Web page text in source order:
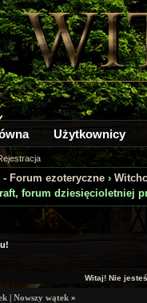
Użytkownicy
Forum ezoteryczne ›
forum dziesięcioletniej
Witaj! Nie
| Nowszy wątek »